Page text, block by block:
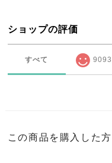
ショップの評価
すべて 9093
この商品を購入した